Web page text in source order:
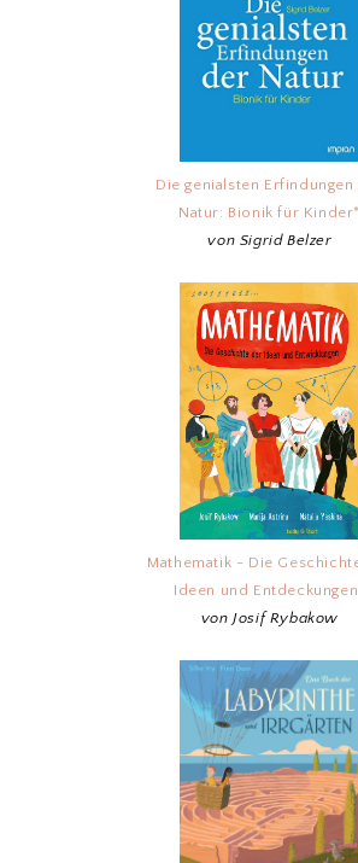
Die genialsten Erfindungen
Natur: Bionik für Kinder*
von Sigrid Belzer
Mathematik - Die
Ideen und
von Josif Rybakow